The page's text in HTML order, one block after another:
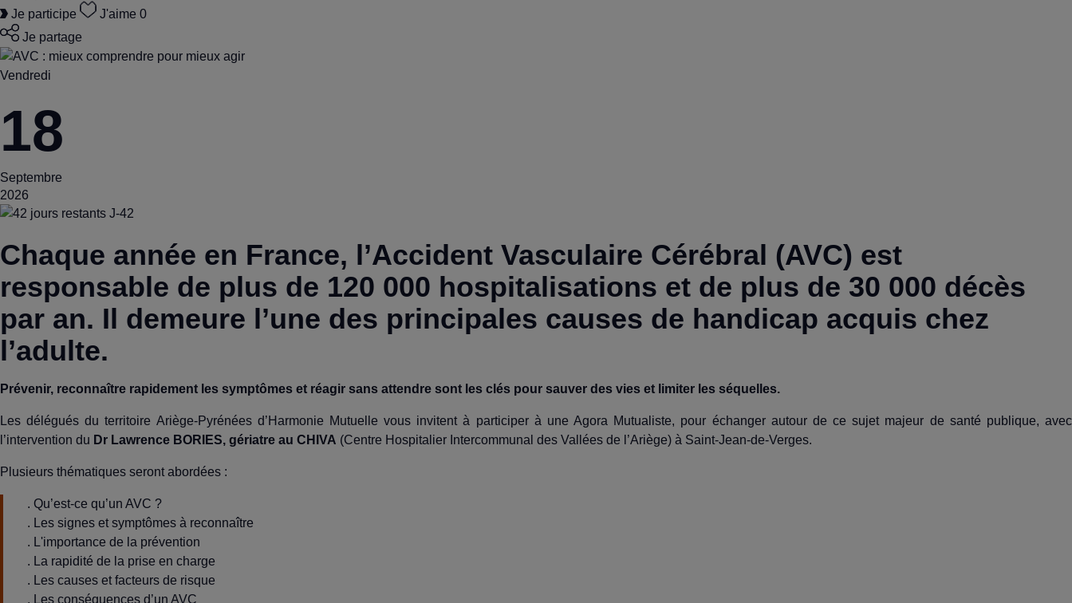
Je participe
J'aime 0
Je partage
Vendredi
18
Septembre
2026
J-42
Chaque année en France, l’Accident Vasculaire Cérébral (AVC) est
responsable de plus de 120 000 hospitalisations et de plus de 30 000 décès
par an. Il demeure l’une des principales causes de handicap acquis chez
l’adulte.
Prévenir, reconnaître rapidement les symptômes et réagir sans attendre sont les clés pour sauver des vies et limiter les séquelles.
Les délégués du territoire Ariège-Pyrénées d’Harmonie Mutuelle vous invitent à participer à une Agora Mutualiste, pour échanger autour de ce sujet majeur de santé publique, avec
l’intervention du Dr Lawrence BORIES, gériatre au CHIVA (Centre Hospitalier Intercommunal des Vallées de l’Ariège) à Saint-Jean-de-Verges.
Plusieurs thématiques seront abordées :
. Qu’est-ce qu’un AVC ?
. Les signes et symptômes à reconnaître
. L'importance de la prévention
. La rapidité de la prise en charge
. Les causes et facteurs de risque
. Les conséquences d’un AVC